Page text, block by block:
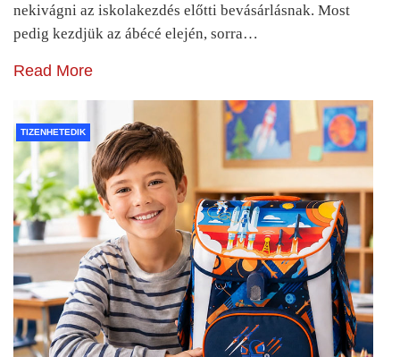
nekivágni az iskolakezdés előtti bevásárlásnak. Most
pedig kezdjük az ábécé elején, sorra…
Read More
TIZENHETEDIK